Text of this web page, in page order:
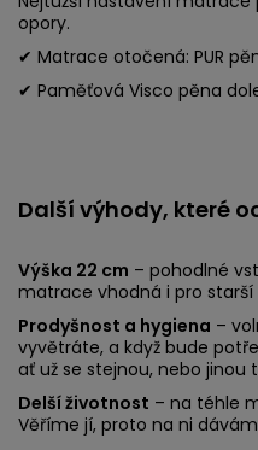
opory.
✔ Matrace otočená: PUR
✔ Paměťová Visco pěna
Další výhody, které
Výška 22 cm – pohodlné
matrace vhodná i pro starší
Prodyšnost a hygiena –
vyvětráte, a když bude
ať už se stejnou, nebo jinou
Delší životnost – na téhle
Věříme jí, proto na ni